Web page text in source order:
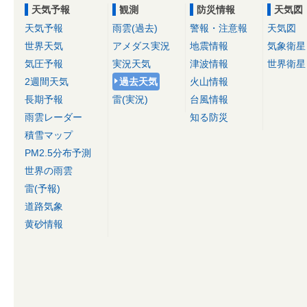
天気予報
天気予報
世界天気
気圧予報
2週間天気
長期予報
雨雲レーダー
積雪マップ
PM2.5分布予測
世界の雨雲
雷(予報)
道路気象
黄砂情報
観測
雨雲(過去)
アメダス実況
実況天気
過去天気
雷(実況)
防災情報
警報・注意報
地震情報
津波情報
火山情報
台風情報
知る防災
天気図
天気図
気象衛星
世界衛星